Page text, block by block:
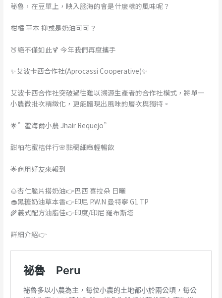
秘魯，在豆單上，映入腦海的會是什麼樣的風味呢？
柑橘 草本 抑或是奶油可可？
🍑絕不僅如此🍹 今年我們再度攜手
✨艾波卡西合作社(Aprocassi Cooperative)✨
艾波卡西合作社突破過往難以溯源生產者的合作社模式，將單一
小農微批次精緻化，更能體現出風味的層次與獨特。
🌟”霍海爾小農 Jhair Requejo”
甜柚花蜜桔伴行🌸黏稠細緻輕暢飲
🌟商用好友來報到
🌰杏仁脆片搭奶油👉巴西 喜拉朵 日曬
🧁黑糖奶油草本香👉印尼 P.W.N 曼特寧 G1 TP
🌾義式配方油脂佳👉印度/印尼 羅布斯塔
詳細介紹👉